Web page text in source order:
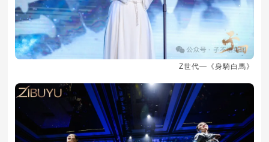
Z世代—《身騎白馬》